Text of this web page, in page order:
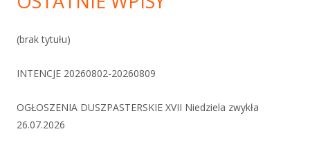
(brak tytułu)
INTENCJE 20260802-20260809
OGŁOSZENIA DUSZPASTERSKIE XVII Niedziela zwykła
26.07.2026